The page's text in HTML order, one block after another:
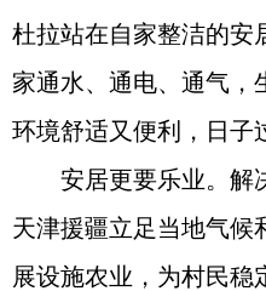
杜拉站在自家整洁的安
家通水、通电、通气，
环境舒适又便利，日子
安居更要乐业。解
天津援疆立足当地气候
展设施农业，为村民稳